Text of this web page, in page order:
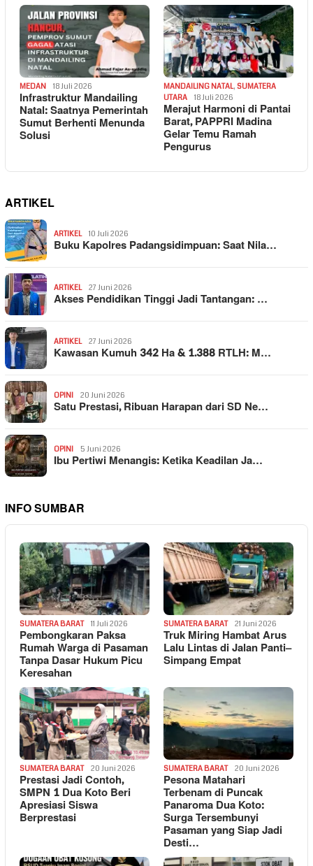
MEDAN 18 Juli 2026
Infrastruktur Mandailing
Natal: Saatnya Pemerintah
Sumut Berhenti Menunda
Solusi
MANDAILING NATAL, SUMATERA
UTARA
18 Juli 2026
Merajut Harmoni di Pantai
Barat, PAPPRI Madina
Gelar Temu Ramah
Pengurus
ARTIKEL
ARTIKEL 10 Juli 2026
Buku Kapolres Padangsidimpuan: Saat Nila…
ARTIKEL 27 Juni 2026
Akses Pendidikan Tinggi Jadi Tantangan: …
ARTIKEL 27 Juni 2026
Kawasan Kumuh 342 Ha & 1.388 RTLH: M…
OPINI 20 Juni 2026
Satu Prestasi, Ribuan Harapan dari SD Ne…
OPINI 5 Juni 2026
Ibu Pertiwi Menangis: Ketika Keadilan Ja…
INFO SUMBAR
SUMATERA BARAT 11 Juli 2026
Pembongkaran Paksa
Rumah Warga di Pasaman
Tanpa Dasar Hukum Picu
Keresahan
SUMATERA BARAT 21 Juni 2026
Truk Miring Hambat Arus
Lalu Lintas di Jalan Panti–
Simpang Empat
SUMATERA BARAT 20 Juni 2026
Prestasi Jadi Contoh,
SMPN 1 Dua Koto Beri
Apresiasi Siswa
Berprestasi
SUMATERA BARAT 20 Juni 2026
Pesona Matahari
Terbenam di Puncak
Panaroma Dua Koto:
Surga Tersembunyi
Pasaman yang Siap Jadi
Desti…